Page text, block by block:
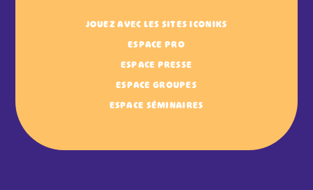
JOUEZ AVEC LES SITES ICONIKS
ESPACE PRO
ESPACE PRESSE
ESPACE GROUPES
ESPACE SÉMINAIRES